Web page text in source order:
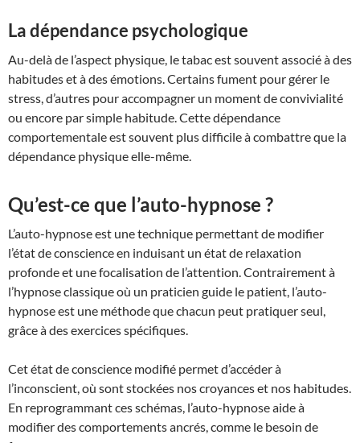
La dépendance psychologique
Au-delà de l’aspect physique, le tabac est souvent associé à des
habitudes et à des émotions. Certains fument pour gérer le
stress, d’autres pour accompagner un moment de convivialité
ou encore par simple habitude. Cette dépendance
comportementale est souvent plus difficile à combattre que la
dépendance physique elle-même.
Qu’est-ce que l’auto-hypnose ?
L’auto-hypnose est une technique permettant de modifier
l’état de conscience en induisant un état de relaxation
profonde et une focalisation de l’attention. Contrairement à
l’hypnose classique où un praticien guide le patient, l’auto-
hypnose est une méthode que chacun peut pratiquer seul,
grâce à des exercices spécifiques.
Cet état de conscience modifié permet d’accéder à
l’inconscient, où sont stockées nos croyances et nos habitudes.
En reprogrammant ces schémas, l’auto-hypnose aide à
modifier des comportements ancrés, comme le besoin de